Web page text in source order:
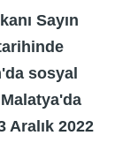
Sayın
sosyal
Aralık 2022